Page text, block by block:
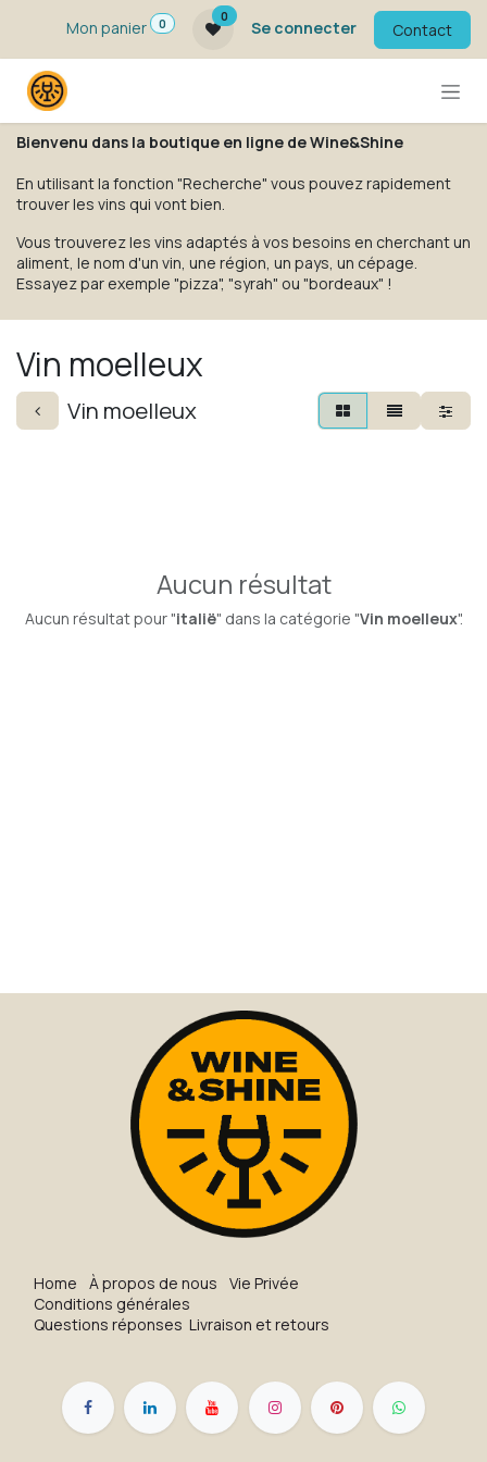
Se rendre au contenu
Mon panier
0
0
Se connecter Contact
Bienvenu dans la boutique en ligne de Wine&Shine
En utilisant la fonction "Recherche" vous pouvez rapidement
trouver les vins qui vont bien.
Vous trouverez les vins adaptés à vos besoins en cherchant un
aliment, le nom d'un vin, une région, un pays, un cépage.
Essayez par exemple "pizza", "syrah" ou "bordeaux" !
Vin moelleux
Vin moelleux
Aucun résultat
Aucun résultat pour "italië" dans la catégorie "Vin moelleux".
H​o​me À propos de nous
Vie Privée
Conditions générales
Questions réponses Livraison et retours